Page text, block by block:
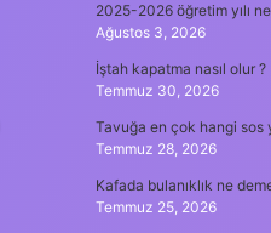
2025-2026 öğretim yılı
Ağustos 3, 2026
İştah kapatma nasıl olur ?
Temmuz 30, 2026
Tavuğa en çok hangi sos
Temmuz 28, 2026
Kafada bulanıklık ne
Temmuz 25, 2026